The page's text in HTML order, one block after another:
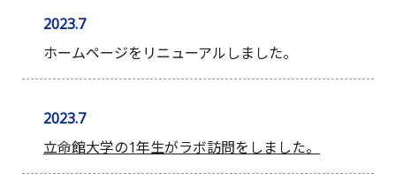
2023.7
ホームページをリニューアルしました。
2023.7
立命館大学の1年生がラボ訪問をしました。